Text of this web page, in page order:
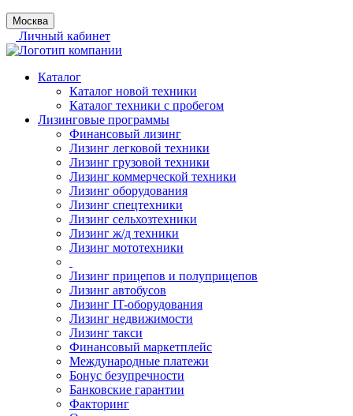
Москва
Личный кабинет
Каталог
Каталог новой техники
Каталог техники с пробегом
Лизинговые программы
Финансовый лизинг
Лизинг легковой техники
Лизинг грузовой техники
Лизинг коммерческой техники
Лизинг оборудования
Лизинг спецтехники
Лизинг сельхозтехники
Лизинг ж/д техники
Лизинг мототехники
Лизинг прицепов и полуприцепов
Лизинг автобусов
Лизинг IT-оборудования
Лизинг недвижимости
Лизинг такси
Финансовый маркетплейс
Международные платежи
Бонус безупречности
Банковские гарантии
Факторинг